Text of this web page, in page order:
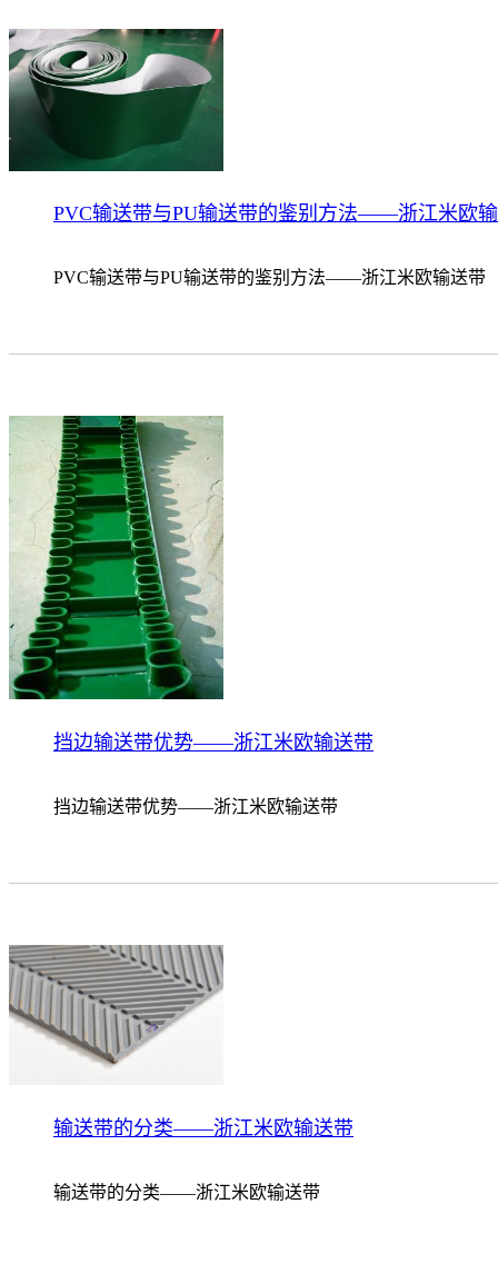
PVC输送带与PU输送带的鉴别方法——浙江米欧
PVC输送带与PU输送带的鉴别方法——浙江米欧输送带
挡边输送带优势——浙江米欧输送带
挡边输送带优势——浙江米欧输送带
输送带的分类——浙江米欧输送带
输送带的分类——浙江米欧输送带